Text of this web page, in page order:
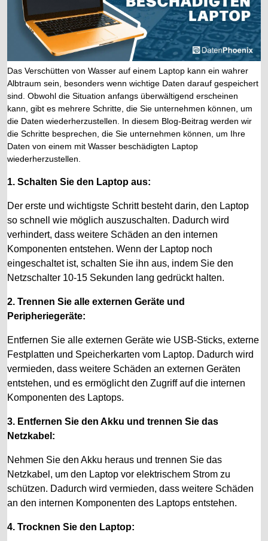
Das Verschütten von Wasser auf einem Laptop kann ein wahrer
Albtraum sein, besonders wenn wichtige Daten darauf gespeichert
sind. Obwohl die Situation anfangs überwältigend erscheinen
kann, gibt es mehrere Schritte, die Sie unternehmen können, um
die Daten wiederherzustellen. In diesem Blog-Beitrag werden wir
die Schritte besprechen, die Sie unternehmen können, um Ihre
Daten von einem mit Wasser beschädigten Laptop
wiederherzustellen.
1. Schalten Sie den Laptop aus:
Der erste und wichtigste Schritt besteht darin, den Laptop
so schnell wie möglich auszuschalten. Dadurch wird
verhindert, dass weitere Schäden an den internen
Komponenten entstehen. Wenn der Laptop noch
eingeschaltet ist, schalten Sie ihn aus, indem Sie den
Netzschalter 10-15 Sekunden lang gedrückt halten.
2. Trennen Sie alle externen Geräte und
Peripheriegeräte:
Entfernen Sie alle externen Geräte wie USB-Sticks, externe
Festplatten und Speicherkarten vom Laptop. Dadurch wird
vermieden, dass weitere Schäden an externen Geräten
entstehen, und es ermöglicht den Zugriff auf die internen
Komponenten des Laptops.
3. Entfernen Sie den Akku und trennen Sie das
Netzkabel:
Nehmen Sie den Akku heraus und trennen Sie das
Netzkabel, um den Laptop vor elektrischem Strom zu
schützen. Dadurch wird vermieden, dass weitere Schäden
an den internen Komponenten des Laptops entstehen.
4. Trocknen Sie den Laptop: